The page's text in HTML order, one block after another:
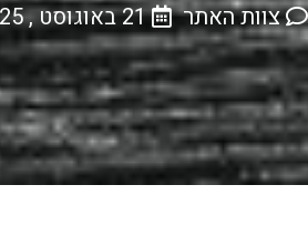
צוות האתר 21 באוגוסט , 2025